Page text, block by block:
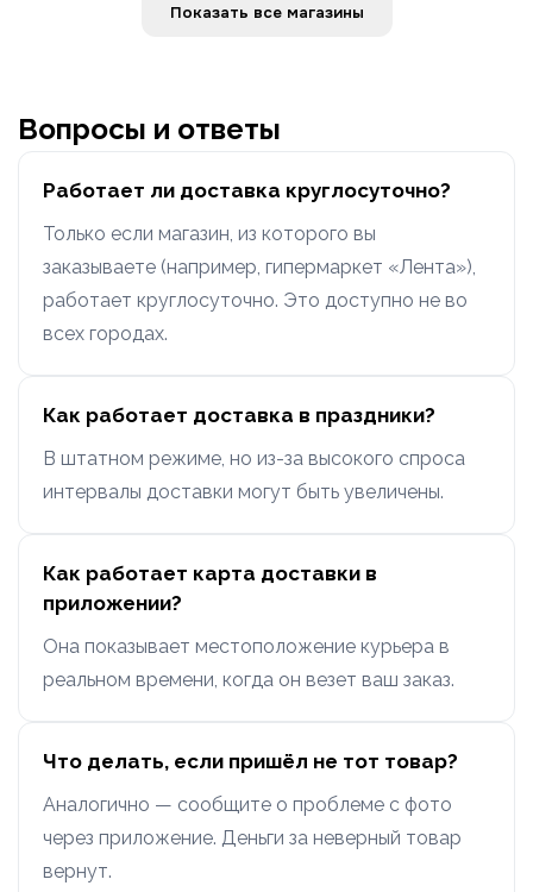
Показать все магазины
Вопросы и ответы
Работает ли доставка круглосуточно?
Только если магазин, из которого вы
заказываете (например, гипермаркет «Лента»),
работает круглосуточно. Это доступно не во
всех городах.
Как работает доставка в праздники?
В штатном режиме, но из-за высокого спроса
интервалы доставки могут быть увеличены.
Как работает карта доставки в
приложении?
Она показывает местоположение курьера в
реальном времени, когда он везет ваш заказ.
Что делать, если пришёл не тот товар?
Аналогично — сообщите о проблеме с фото
через приложение. Деньги за неверный товар
вернут.